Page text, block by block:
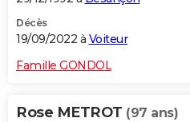
Décès
19/09/2022 à Voiteur
Famille GONDOL
Rose METROT (97 ans)